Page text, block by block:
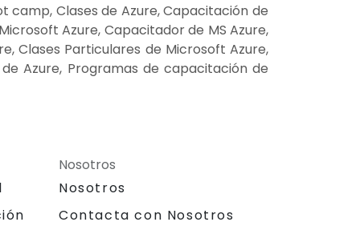
camp, Clases de Azure, Capacitación de
Azure, Capacitador de MS Azure,
Clases Particulares de Microsoft Azure,
Azure, Programas de capacitación de
Nosotros
Nosotros
Contacta con Nosotros